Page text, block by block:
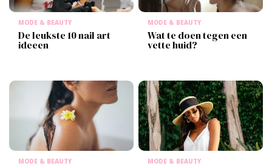
MODE & BEAUTY
De leukste 10 nail art​
ideeen
MODE & BEAUTY
Wat te doen tegen een
vette huid?
MODE & BEAUTY MODE & BEAUTY